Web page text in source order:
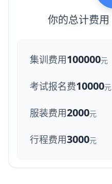
你的总计费用
集训费用100000元
考试报名费10000元
服装费用2000元
行程费用3000元